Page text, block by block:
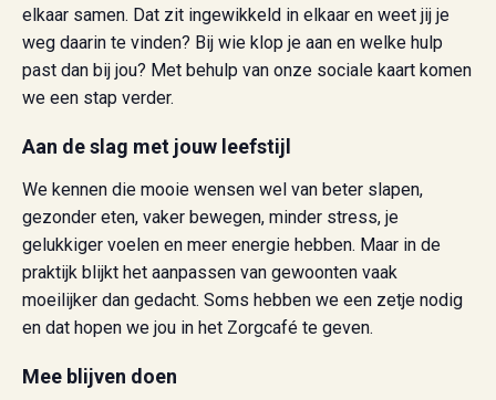
elkaar samen. Dat zit ingewikkeld in elkaar en weet jij je
weg daarin te vinden? Bij wie klop je aan en welke hulp
past dan bij jou? Met behulp van onze sociale kaart komen
we een stap verder.
Aan de slag met jouw leefstijl
We kennen die mooie wensen wel van beter slapen,
gezonder eten, vaker bewegen, minder stress, je
gelukkiger voelen en meer energie hebben. Maar in de
praktijk blijkt het aanpassen van gewoonten vaak
moeilijker dan gedacht. Soms hebben we een zetje nodig
en dat hopen we jou in het Zorgcafé te geven.
Mee blijven doen